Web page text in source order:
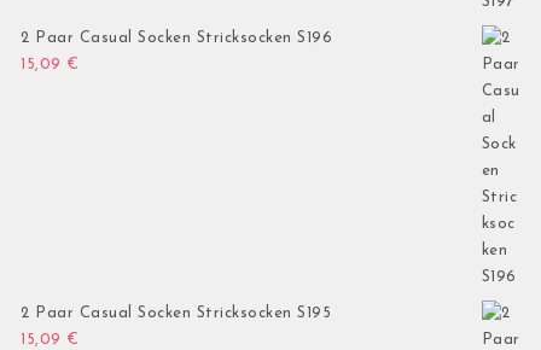
2 Paar Casual Socken Stricksocken S196
15,09 €
2 Paar Casual Socken Stricksocken S195
15,09 €